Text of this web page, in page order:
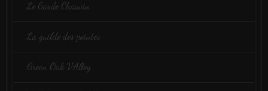
Le Garde Chauvin
La guilde des pointes
Green Oak VAlley